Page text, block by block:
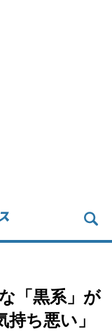
「黒系」が
ち悪い」